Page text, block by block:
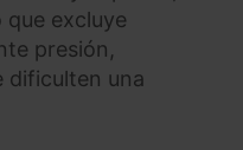
excluye
presión,
dificulten una